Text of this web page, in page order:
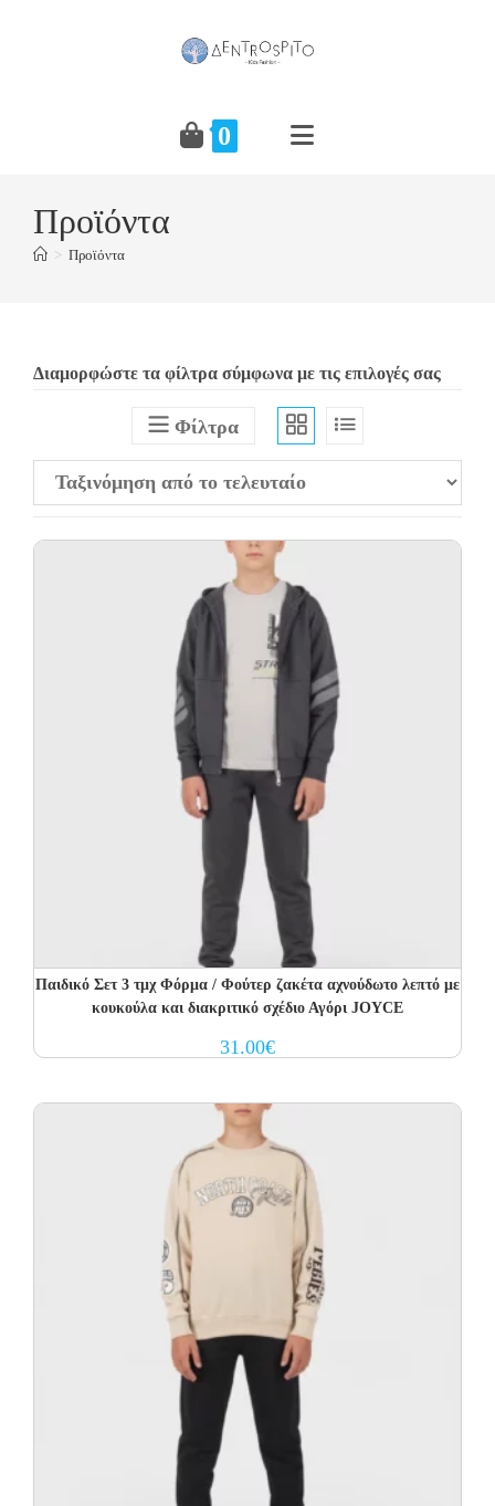
0
Προϊόντα
> Προϊόντα
Διαμορφώστε τα φίλτρα σύμφωνα με τις επιλογές σας
Φίλτρα
Παιδικό Σετ 3 τμχ Φόρμα / Φούτερ ζακέτα αχνούδωτο λεπτό με
κουκούλα και διακριτικό σχέδιο Αγόρι JOYCE
31.00€